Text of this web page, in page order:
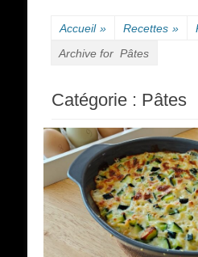
Accueil » Recettes »
Archive for Pâtes
Catégorie : Pâtes